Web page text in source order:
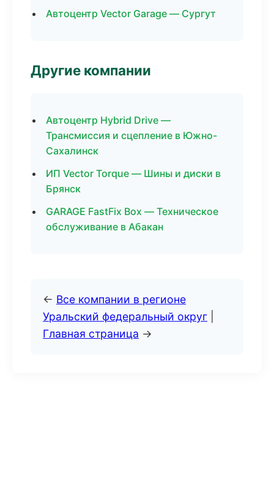
Автоцентр Vector Garage — Сургут
Другие компании
Автоцентр Hybrid Drive —
Трансмиссия и сцепление в Южно-
Сахалинск
ИП Vector Torque — Шины и диски в
Брянск
GARAGE FastFix Box — Техническое
обслуживание в Абакан
← Все компании в регионе
Уральский федеральный округ
Главная страница →